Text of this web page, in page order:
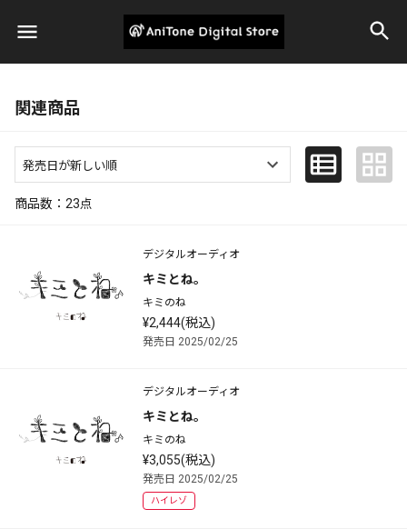
関連商品
商品数： 23点
デジタルオーディオ
キミとね。
キミのね
¥2,444(税込)
発売日 2025/02/25
デジタルオーディオ
キミとね。
キミのね
¥3,055(税込)
発売日 2025/02/25
ハイレゾ